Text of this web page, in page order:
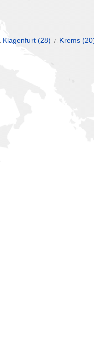
Klagenfurt (28) 7. Krems